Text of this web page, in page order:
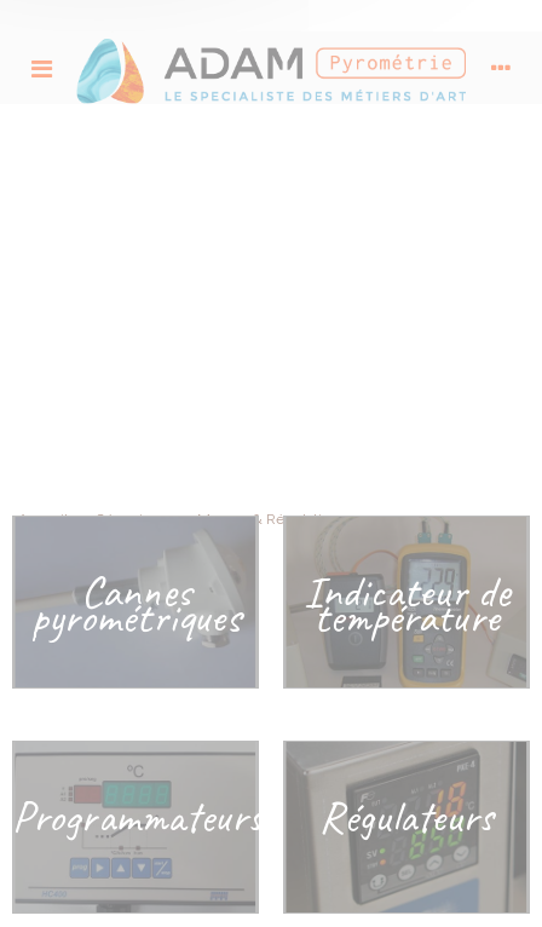
Accueil > Céramique > Mesure & Régulation
Mesure & Régulation
Cannes
pyrométriques Indicateur de
température
Programmateurs Régulateurs